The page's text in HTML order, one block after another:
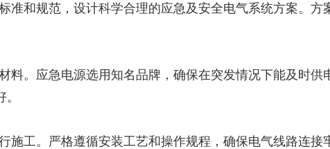
准和规范，设计科学合理的应急及安全电气系统方案。
料。应急电源选用知名品牌，确保在突发情况下能及时
施工。严格遵循安装工艺和操作规程，确保电气线路连